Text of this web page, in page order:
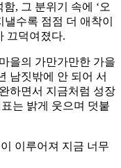
, 그 분위기 속에 ‘오
수록 점점 더 애착이
끄덕여졌다.
을의 가만가만한 가을
남짓밖에 안 되어 서
하면서 지금처럼 성장
는 밝게 웃으며 덧붙
이루어져 지금 너무